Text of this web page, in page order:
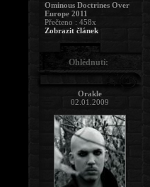
Ominous Doctrines Over
Europe 2011
Přečteno : 458x
Zobrazit článek
Ohlédnutí:
Orakle
02.01.2009